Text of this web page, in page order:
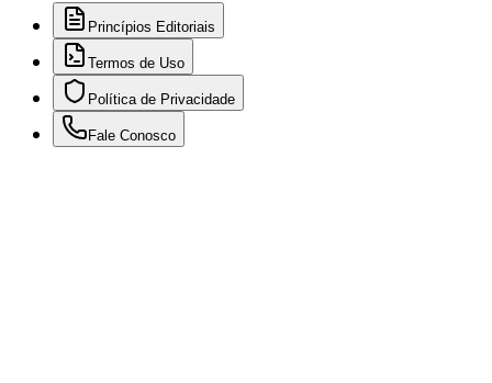
Princípios Editoriais
Termos de Uso
Política de Privacidade
Fale Conosco